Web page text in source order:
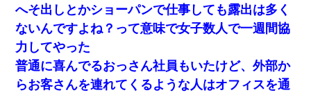
へそ出しとかショーパンで仕事しても露出は多く
ないんですよね？って意味で女子数人で一週間協
力してやった
普通に喜んでるおっさん社員もいたけど、外部か
らお客さんを連れてくるような人はオフィスを通